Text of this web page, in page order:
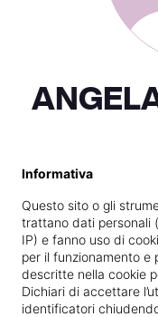
benessere
Vedi le
Informativa
Questo sito o gli
trattano dati personali
IP) e fanno uso di
per il funzionamento e
descritte nella cookie
Dichiari di accettare
identificatori